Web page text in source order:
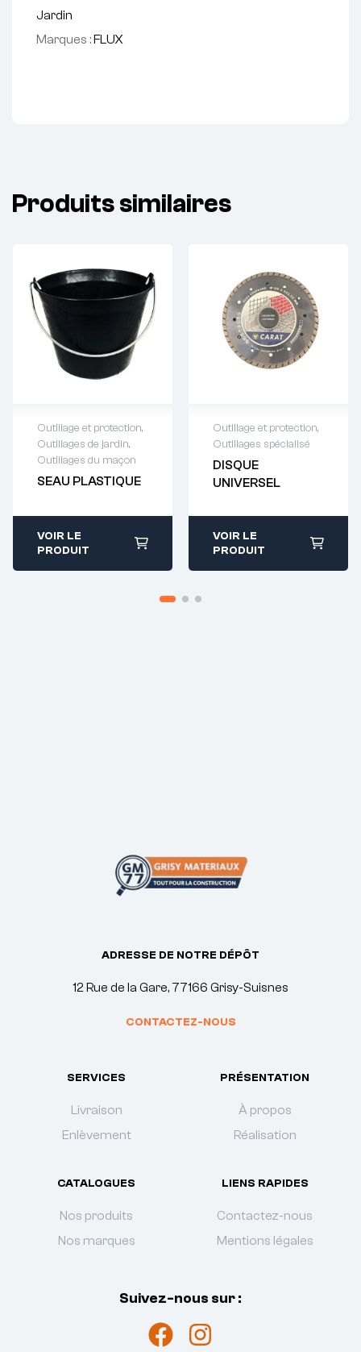
Jardin
Marques :FLUX
Produits similaires
Outillage et protection,
Outillages de jardin,
Outillages du maçon
SEAU PLASTIQUE
Demande de
93 38
VOIR LE
PRODUIT
Outillage et protection,
Outillages spécialisé
DISQUE
UNIVERSEL
devis : 01 64 88
93 38
VOIR LE
PRODUIT
ADRESSE DE NOTRE DÉPÔT
12 Rue de la Gare, 77166 Grisy-Suisnes
CONTACTEZ-NOUS
SERVICES
Livraison
Enlèvement
PRÉSENTATION
À propos
Réalisation
CATALOGUES
Nos produits
Nos marques
LIENS RAPIDES
Contactez-nous
Mentions légales
Suivez-nous sur :